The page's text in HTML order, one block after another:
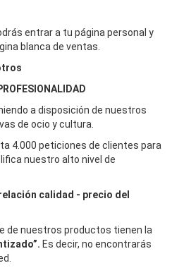
entrar a tu página personal y
blanca de ventas.
a disposición de nuestros
de ocio y cultura.
4.000 peticiones de clientes para
nuestro alto nivel de
calidad - precio del
de nuestros productos tienen la
Es decir, no encontrarás